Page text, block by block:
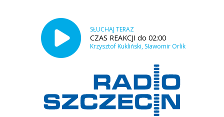
SŁUCHAJ TERAZ
CZAS REAKCJI do 02:00
Krzysztof Kukliński, Sławomir Orlik